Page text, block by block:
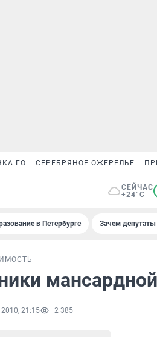
ГО СЕРЕБРЯНОЕ ОЖЕРЕЛЬЕ
СЕЙЧАС
+24°C
в Петербурге Зачем
21:15 2 385